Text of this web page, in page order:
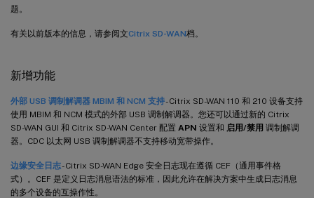
题。
有关以前版本的信息，请参阅文Citrix SD-WAN档。
新增功能
外部 USB 调制解调器 MBIM 和 NCM 支持- Citrix SD-WAN 110 和 210 设备支持
使用 MBIM 和 NCM 模式的外部 USB 调制解调器。您还可以通过新的 Citrix
SD-WAN GUI 和 Citrix SD-WAN Center 配置 APN 设置和 启用/禁用 调制解调
器。CDC 以太网 USB 调制解调器不支持移动宽带操作。
边缘安全日志- Citrix SD-WAN Edge 安全日志现在遵循 CEF（通用事件格
式）。CEF 是定义日志消息语法的标准，因此允许在解决方案中生成日志消息
的多个设备的互操作性。